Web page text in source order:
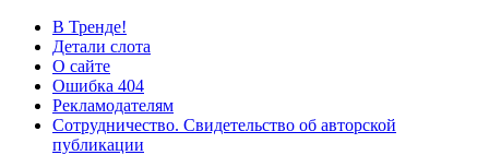
В Тренде!
Детали слота
О сайте
Ошибка 404
Рекламодателям
Сотрудничество. Свидетельство об авторской
публикации